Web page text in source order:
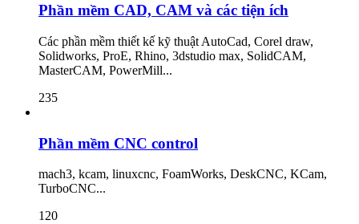
Phần mềm CAD, CAM và các tiện ích
Các phần mềm thiết kế kỹ thuật AutoCad, Corel draw,
Solidworks, ProE, Rhino, 3dstudio max, SolidCAM,
MasterCAM, PowerMill...
235
Phần mềm CNC control
mach3, kcam, linuxcnc, FoamWorks, DeskCNC, KCam,
TurboCNC...
120